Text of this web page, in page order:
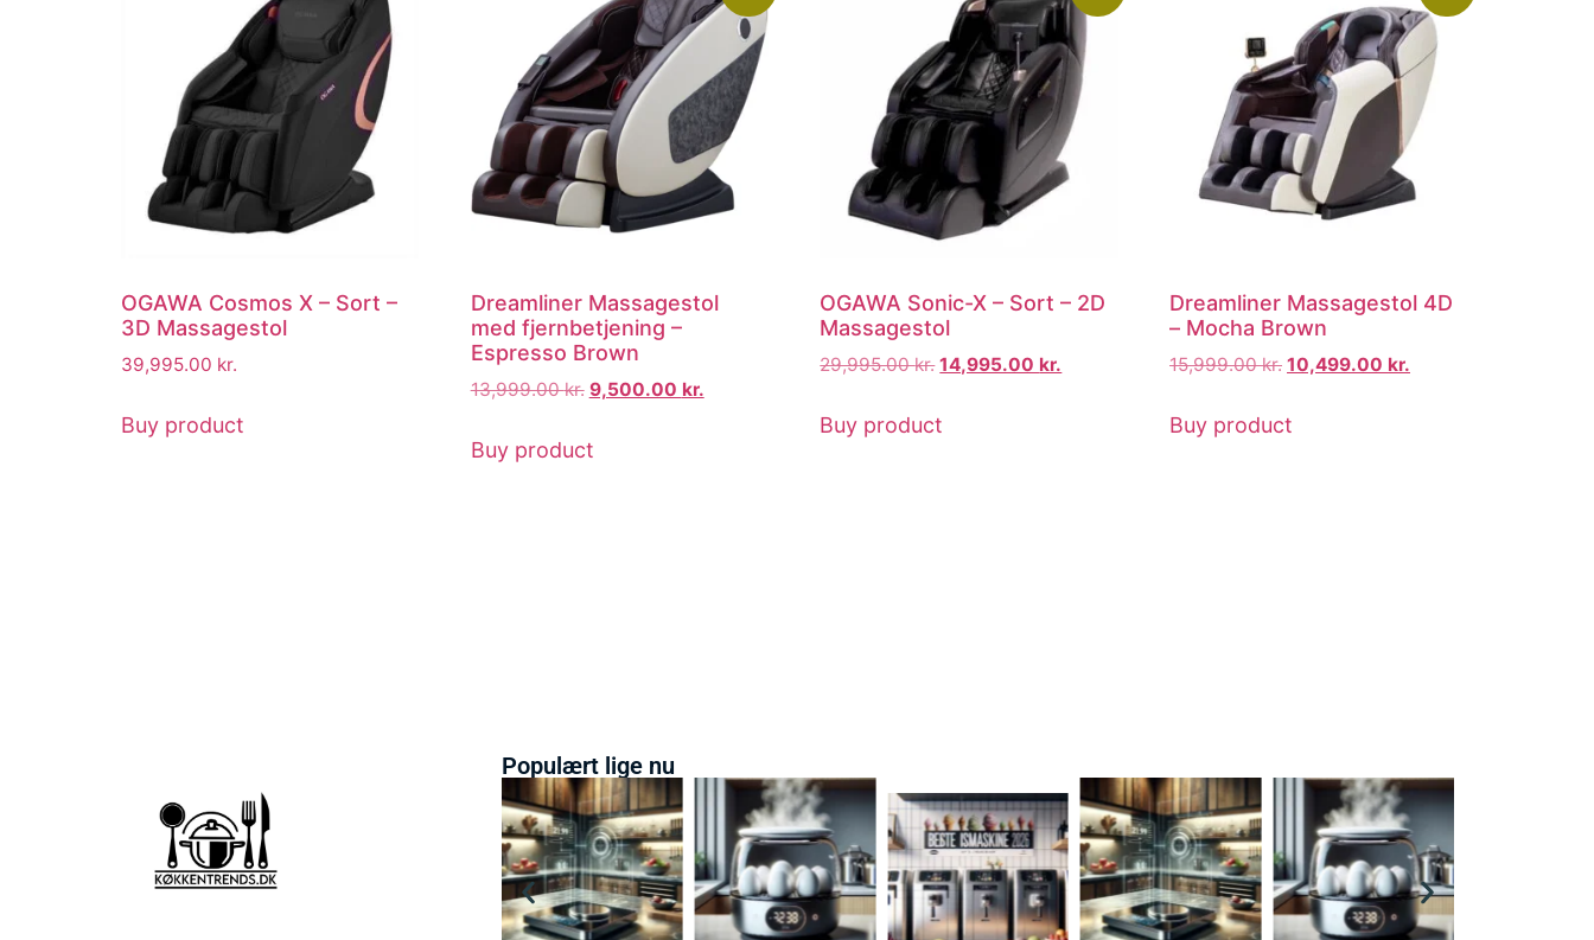
OGAWA Cosmos X – Sort –
3D Massagestol
39,995.00 kr.
Buy product
Dreamliner Massagestol
med fjernbetjening –
Espresso Brown
13,999.00kr. 9,500.00 kr.
Buy product
OGAWA Sonic-X – Sort – 2D
Massagestol
29,995.00kr. 14,995.00 kr.
Buy product
Dreamliner Massagestol 4D
– Mocha Brown
15,999.00kr. 10,499.00 kr.
Buy product
Populært lige nu